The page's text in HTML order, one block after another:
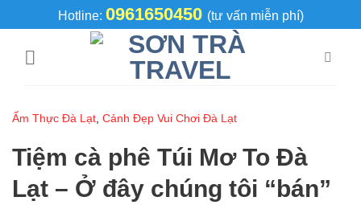
to
content
Hotline: 0961650450 (tư vấn miễn phí)
Ẩm Thực Đà Lạt Cảnh Đẹp Vui Chơi Đà Lạt
Tiệm cà phê Túi Mơ To Đà
Lạt – Ở đây chúng tôi “bán”